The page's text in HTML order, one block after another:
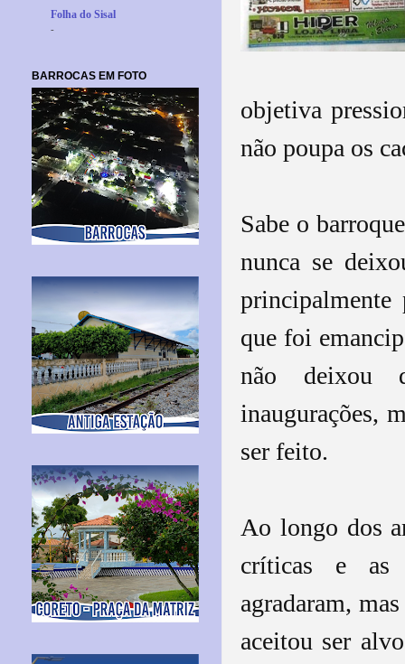
objetiva
não poupa os
Sabe o
nunca se
principalmente
que foi
não deixou
inaugurações,
ser feito.
Ao longo dos
críticas e as
agradaram,
aceitou ser
Folha do Sisal
-
BARROCAS EM FOTO